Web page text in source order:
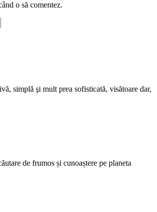
o să comentez.
simplă şi mult prea sofisticată, visătoare dar,
de frumos și cunoaștere pe planeta